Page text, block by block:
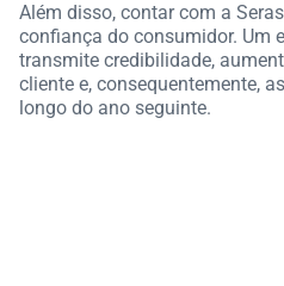
Além disso, contar com a
confiança do consumidor. Um
transmite credibilidade,
cliente e, consequentemente,
longo do ano seguinte.